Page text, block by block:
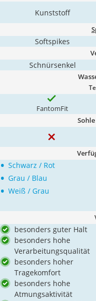
Kunststoff
Softspikes
Schnürsenkel
FantomFit
• Schwarz / Rot
• Grau / Blau
• Weiß / Grau
besonders guter Halt
besonders hohe
Verarbeitungsqualität
besonders hoher
Tragekomfort
besonders hohe
Atmungsaktivität